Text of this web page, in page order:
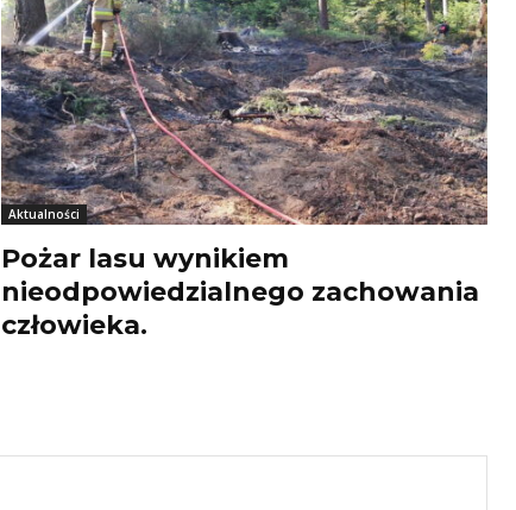
Aktualności
Pożar lasu wynikiem
nieodpowiedzialnego zachowania
człowieka.